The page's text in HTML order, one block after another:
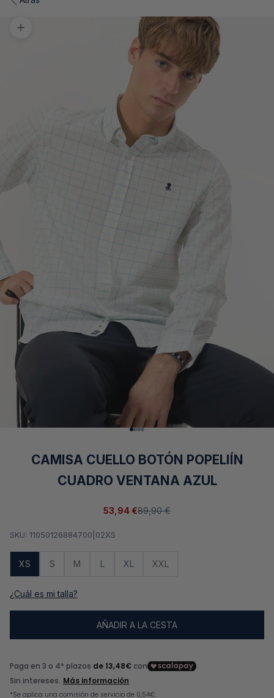
Zoom
Ir al artículo 1
Ir al artículo 2
Ir al artículo 3
Ir al artículo 4
CAMISA CUELLO BOTÓN POPELIÍN
CUADRO VENTANA AZUL
Precio de oferta
53,94 €Precio normal
89,90 €
SKU: 11050126884700|02XS
XS S M L XL XXL
¿Cuál es mi talla?
AÑADIR A LA CESTA